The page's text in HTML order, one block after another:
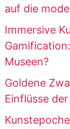
auf die
Immersive
Museen?
Goldene
Einflüsse